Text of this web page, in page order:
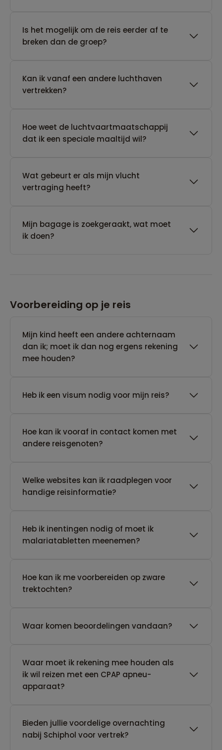
Is het mogelijk om de reis eerder af te
breken dan de groep?
Kan ik vanaf een andere luchthaven
vertrekken?
Hoe weet de luchtvaartmaatschappij
dat ik een speciale maaltijd wil?
Wat gebeurt er als mijn vlucht
vertraging heeft?
Mijn bagage is zoekgeraakt, wat moet
ik doen?
Voorbereiding op je reis
Mijn kind heeft een andere achternaam
dan ik; moet ik dan nog ergens rekening
mee houden?
Heb ik een visum nodig voor mijn reis?
Hoe kan ik vooraf in contact komen met
andere reisgenoten?
Welke websites kan ik raadplegen voor
handige reisinformatie?
Heb ik inentingen nodig of moet ik
malariatabletten meenemen?
Hoe kan ik me voorbereiden op zware
trektochten?
Waar komen beoordelingen vandaan?
Waar moet ik rekening mee houden als
ik wil reizen met een CPAP apneu-
apparaat?
Bieden jullie voordelige overnachting
nabij Schiphol voor vertrek?